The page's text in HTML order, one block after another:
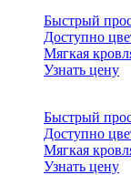
Быстрый
Доступно
Мягкая
Узнать цену
Быстрый
Доступно
Мягкая
Узнать цену